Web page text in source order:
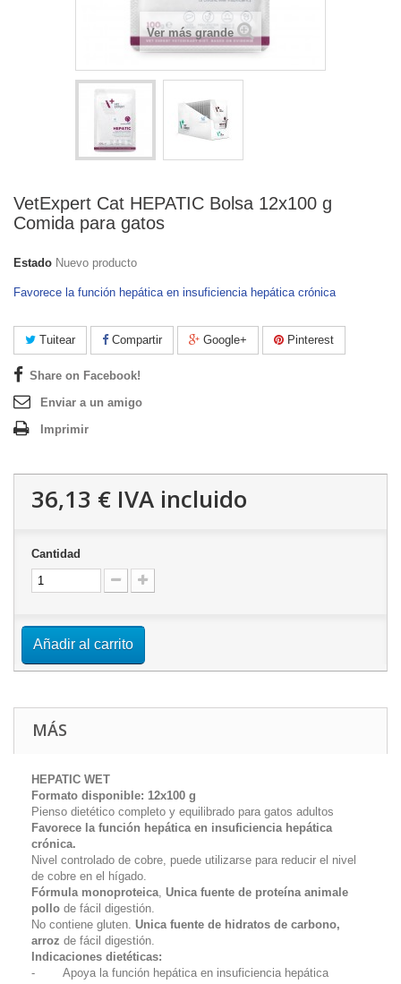
Ver más grande
VetExpert Cat HEPATIC Bolsa 12x100 g
Comida para gatos
Estado Nuevo producto
Favorece la función hepática en insuficiencia hepática crónica
Tuitear Compartir Google+ Pinterest
Share on Facebook!
Enviar a un amigo
Imprimir
36,13 € IVA incluido
Cantidad
Añadir al carrito
MÁS
HEPATIC WET
Formato disponible: 12x100 g
Pienso dietético completo y equilibrado para gatos adultos
Favorece la función hepática en insuficiencia hepática
crónica.
Nivel controlado de cobre, puede utilizarse para reducir el nivel
de cobre en el hígado.
Fórmula monoproteica, Unica fuente de proteína animale
pollo de fácil digestión.
No contiene gluten. Unica fuente de hidratos de carbono,
arroz de fácil digestión.
Indicaciones dietéticas:
- Apoya la función hepática en insuficiencia hepática